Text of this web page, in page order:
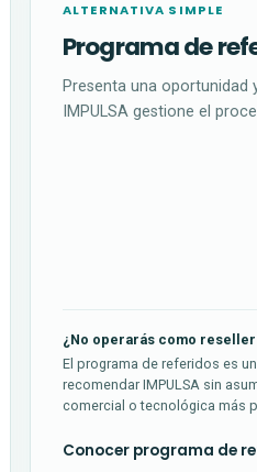
ALTERNATIVA SIMPLE
Programa de
Presenta una oportunidad
IMPULSA gestione el
¿No operarás como
El programa de referidos es
recomendar IMPULSA sin
comercial o tecnológica más
Conocer programa de